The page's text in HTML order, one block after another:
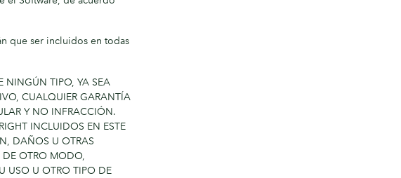
que ser incluidos en todas
NINGÚN TIPO, YA SEA
CUALQUIER GARANTÍA
Y NO INFRACCIÓN.
INCLUIDOS EN ESTE
DAÑOS U OTRAS
DE OTRO MODO,
USO U OTRO TIPO DE